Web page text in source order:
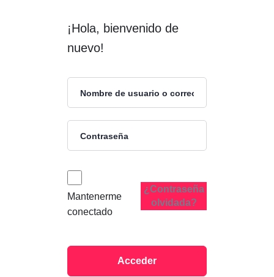
¡Hola, bienvenido de
nuevo!
Mantenerme
conectado
¿Contraseña
olvidada?
Acceder